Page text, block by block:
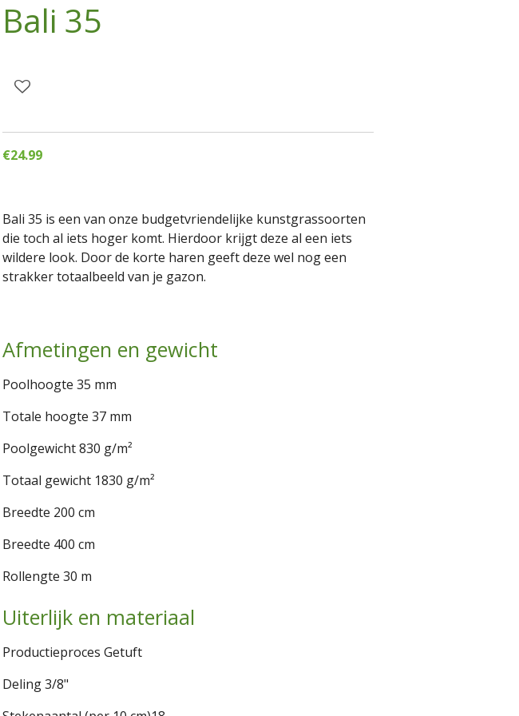
Bali 35
€24.99
Bali 35 is een van onze budgetvriendelijke kunstgrassoorten
die toch al iets hoger komt. Hierdoor krijgt deze al een iets
wildere look. Door de korte haren geeft deze wel nog een
strakker totaalbeeld van je gazon.
Afmetingen en gewicht
Poolhoogte 35 mm
Totale hoogte 37 mm
Poolgewicht 830 g/m²
Totaal gewicht 1830 g/m²
Breedte 200 cm
Breedte 400 cm
Rollengte 30 m
Uiterlijk en materiaal
Productieproces Getuft
Deling 3/8"